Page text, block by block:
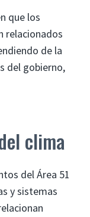
que los
relacionados
de la
del gobierno,
clima
del Área 51
y sistemas